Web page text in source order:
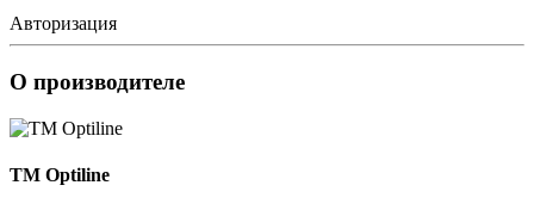
Авторизация
О производителе
TM Optiline